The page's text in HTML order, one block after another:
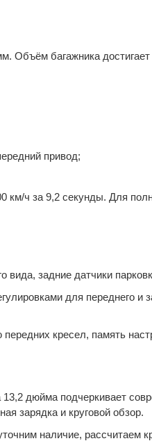
багажника достигает
привод;
км/ч за 9,2 секунды. Для
задние датчики
для переднего и
кресел, память
дюйма подчеркивает
зарядка и круговой обзор.
наличие, рассчитаем